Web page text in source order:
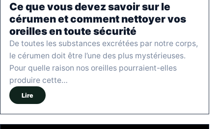
Ce que vous devez savoir sur le
cérumen et comment nettoyer vos
oreilles en toute sécurité
De toutes les substances excrétées par notre corps,
le cérumen doit être l’une des plus mystérieuses.
Pour quelle raison nos oreilles pourraient-elles
produire cette…
Lire